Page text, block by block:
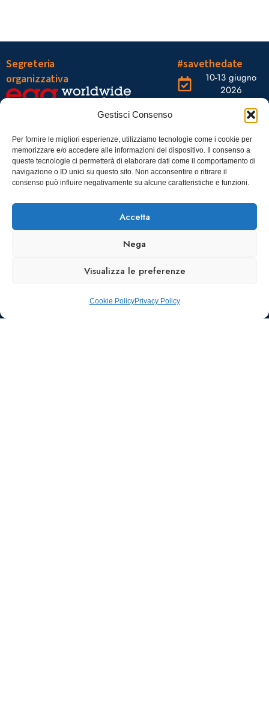
Gestisci Consenso
Per fornire le migliori esperienze, utilizziamo tecnologie come i cookie per
memorizzare e/o accedere alle informazioni del dispositivo. Il consenso a
queste tecnologie ci permetterà di elaborare dati come il comportamento di
navigazione o ID unici su questo sito. Non acconsentire o ritirare il
consenso può influire negativamente su alcune caratteristiche e funzioni.
Accetta
Nega
Visualizza le preferenze
Cookie PolicyPrivacy Policy
Segreteria
organizzativa
Tel.: 06328121
infoaiic2026@ega.it
#savethedate
10-13 giugno
2026
OGR Torino
Castelfidardo,
22 10128
Torino
SCARICA
ICS